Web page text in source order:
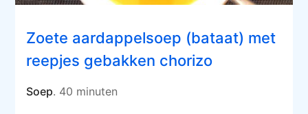
Zoete aardappelsoep (bataat) met
reepjes gebakken chorizo
Soep. 40 minuten